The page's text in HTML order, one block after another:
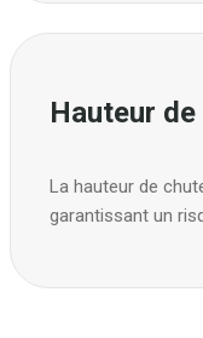
Hauteur
La hauteur de
garantissant un